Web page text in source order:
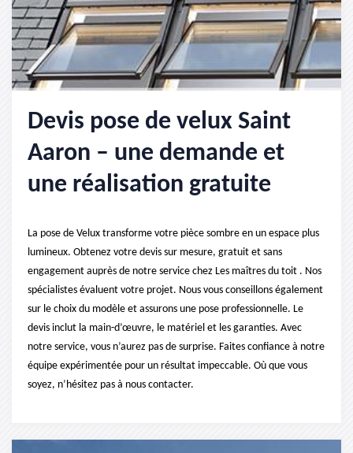
Devis pose de velux Saint
Aaron – une demande et
une réalisation gratuite
La pose de Velux transforme votre pièce sombre en un espace plus
lumineux. Obtenez votre devis sur mesure, gratuit et sans
engagement auprès de notre service chez Les maîtres du toit . Nos
spécialistes évaluent votre projet. Nous vous conseillons également
sur le choix du modèle et assurons une pose professionnelle. Le
devis inclut la main-d’œuvre, le matériel et les garanties. Avec
notre service, vous n’aurez pas de surprise. Faites confiance à notre
équipe expérimentée pour un résultat impeccable. Où que vous
soyez, n’hésitez pas à nous contacter.